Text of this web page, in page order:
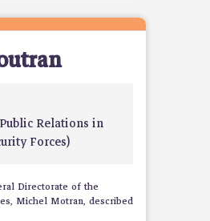
Relations in
Forces)
Directorate of the
Michel Motran, described